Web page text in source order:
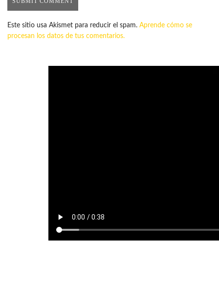
Este sitio usa Akismet para reducir el spam. Aprende cómo se
procesan los datos de tus comentarios.